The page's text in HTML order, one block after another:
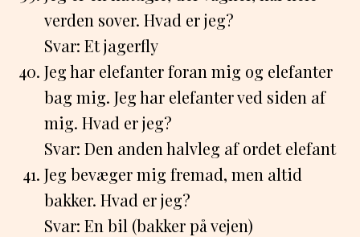
verden sover. Hvad er jeg?
Svar: Et jagerfly
Jeg har elefanter foran mig og elefanter
bag mig. Jeg har elefanter ved siden af
mig. Hvad er jeg?
Svar: Den anden halvleg af ordet elefant
Jeg bevæger mig fremad, men altid
bakker. Hvad er jeg?
Svar: En bil (bakker på vejen)